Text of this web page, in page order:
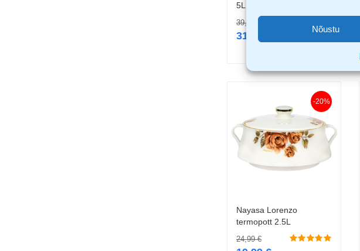
Nõustu
5L
39,99
31,99
-20%
Lisa korvi
Nayasa Lorenzo
termopott 2.5L
24,99€